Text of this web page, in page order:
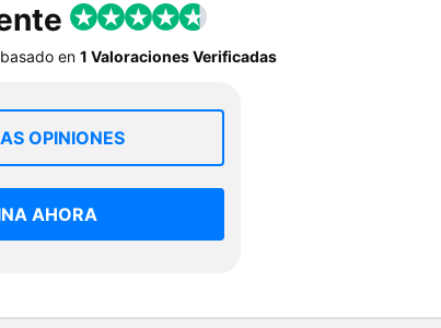
basado en 1 Valoraciones Verificadas
OPINIONES
AHORA